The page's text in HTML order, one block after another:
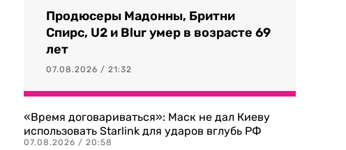
Продюсеры Мадонны, Бритни
Спирс, U2 и Blur умер в возрасте 69
лет
07.08.2026 / 21:32
«Время договариваться»: Маск не дал Киеву
использовать Starlink для ударов вглубь РФ
07.08.2026 / 20:58